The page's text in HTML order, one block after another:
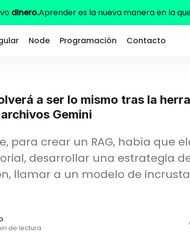
dinero.Aprender es la nueva manera en la
Node Programación Contacto
a ser lo mismo tras la
Gemini
para crear un RAG, había que
desarrollar una estrategia
llamar a un modelo de
de lectura